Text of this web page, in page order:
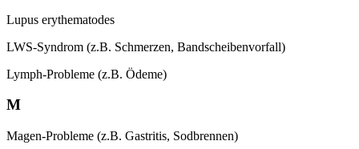
Lupus erythematodes
LWS-Syndrom (z.B. Schmerzen, Bandscheibenvorfall)
Lymph-Probleme (z.B. Ödeme)
M
Magen-Probleme (z.B. Gastritis, Sodbrennen)